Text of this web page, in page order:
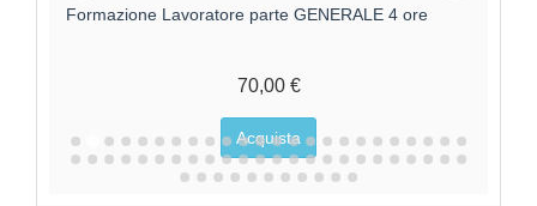
Formazione Lavoratore parte GENERALE 4 ore
70,00 €
Acquista